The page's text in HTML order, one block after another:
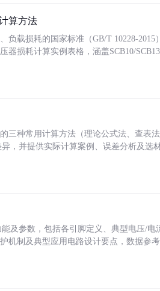
算方法
负载损耗的国家标准（GB/T 10228-
器损耗计算实例表格，涵盖SCB10/
三种常用计算方法（理论公式法、查表
，并提供实际计算案例、误差分析及选
及参数，包括各引脚定义、典型电压/
机制及典型应用电路设计要点，数据参